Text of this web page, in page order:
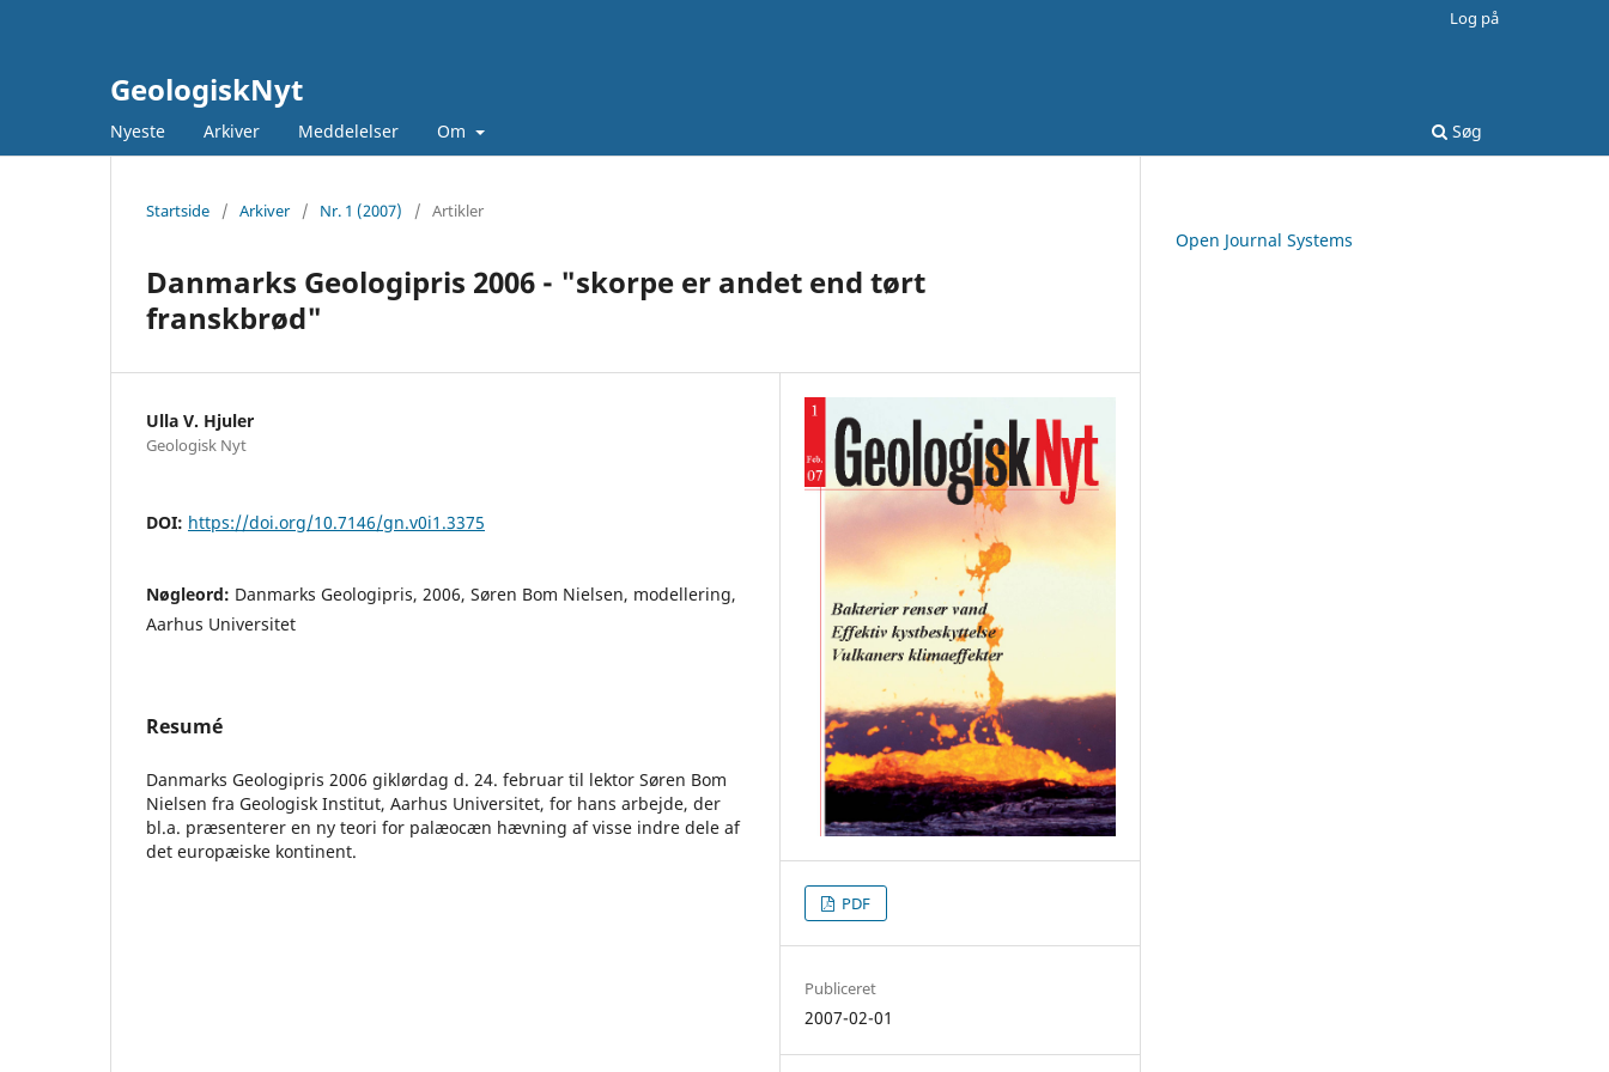
GeologiskNyt
Nyeste Arkiver Meddelelser Om Søg
Log på
Startside / Arkiver / Nr. 1 (2007) / Artikler
Danmarks Geologipris 2006 - "skorpe er andet end tørt
franskbrød"
Ulla V. Hjuler
Geologisk Nyt
DOI: https://doi.org/10.7146/gn.v0i1.3375
Nøgleord: Danmarks Geologipris, 2006, Søren Bom Nielsen, modellering,
Aarhus Universitet
Resumé
Danmarks Geologipris 2006 giklørdag d. 24. februar til lektor Søren Bom
Nielsen fra Geologisk Institut, Aarhus Universitet, for hans arbejde, der
bl.a. præsenterer en ny teori for palæocæn hævning af visse indre dele af
det europæiske kontinent.
PDF
Publiceret
2007-02-01
Open Journal Systems